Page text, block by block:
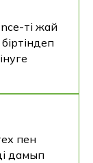
ті жай
пен
дамып